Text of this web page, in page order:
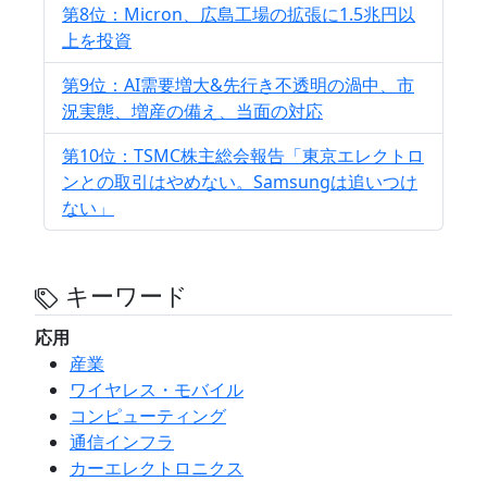
第8位：Micron、広島工場の拡張に1.5兆円以
上を投資
第9位：AI需要増大&先行き不透明の渦中、市
況実態、増産の備え、当面の対応
第10位：TSMC株主総会報告「東京エレクトロ
ンとの取引はやめない。Samsungは追いつけ
ない」
キーワード
応用
産業
ワイヤレス・モバイル
コンピューティング
通信インフラ
カーエレクトロニクス